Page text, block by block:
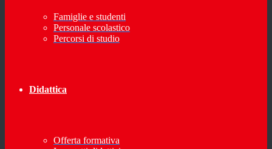
Famiglie e studenti
Personale scolastico
Percorsi di studio
Didattica
Offerta formativa